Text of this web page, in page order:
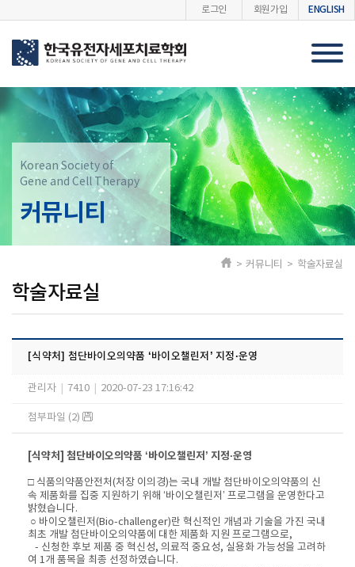
로그인 회원가입 ENGLISH
Korean Society of
Gene and Cell Therapy
커뮤니티
학술자료실
> 커뮤니티 > 학술자료실
[식약처] 첨단바이오의약품 ‘바이오챌린저’ 지정·운영
관리자 7410 2020-07-23 17:16:42
첨부파일 (2)
[식약처] 첨단바이오의약품 ‘바이오챌린저’ 지정·운영
□ 식품의약품안전처(처장 이의경)는 국내 개발 첨단바이오의약품의 신
속 제품화를 집중 지원하기 위해 ‘바이오챌린저’ 프로그램을 운영한다고
밝혔습니다.
○ 바이오챌린저(Bio-challenger)란 혁신적인 개념과 기술을 가진 국내
최초 개발 첨단바이오의약품에 대한 제품화 지원 프로그램으로,
- 신청한 후보 제품 중 혁신성, 의료적 중요성, 실용화 가능성을 고려하
여 1개 품목을 최종 선정하였습니다.